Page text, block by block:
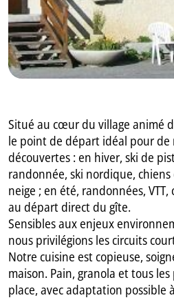
Situé au cœur du village animé
le point de départ idéal pour de
découvertes : en hiver, ski de
randonnée, ski nordique, chiens
neige ; en été, randonnées,
au départ direct du gîte.
Sensibles aux enjeux
nous privilégions les circuits
Notre cuisine est copieuse,
maison. Pain, granola et tous
place, avec adaptation possible